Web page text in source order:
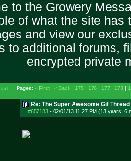
to the Growery
of what the site has
and view our
to additional forums,
encrypted private
Pages: < First| < Back | 175| 176| 177| 178|
Re: The Super Awesome Gif Thread
#657183- 02/01/13 11:27 PM (13 years, 6